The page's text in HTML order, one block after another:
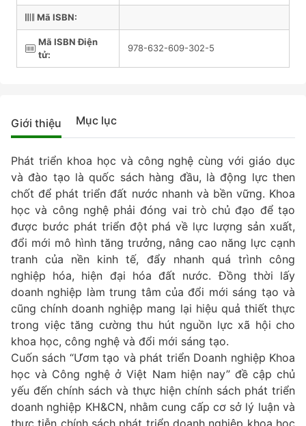
Mã ISBN:
Mã ISBN Điện
tử:
978-632-609-302-5
Giới thiệu Mục lục
Phát triển khoa học và công nghệ cùng với giáo dục
và đào tạo là quốc sách hàng đầu, là động lực then
chốt để phát triển đất nước nhanh và bền vững. Khoa
học và công nghệ phải đóng vai trò chủ đạo để tạo
được bước phát triển đột phá về lực lượng sản xuất,
đổi mới mô hình tăng trưởng, nâng cao năng lực cạnh
tranh của nền kinh tế, đẩy nhanh quá trình công
nghiệp hóa, hiện đại hóa đất nước. Đồng thời lấy
doanh nghiệp làm trung tâm của đổi mới sáng tạo và
cũng chính doanh nghiệp mang lại hiệu quả thiết thực
trong việc tăng cường thu hút nguồn lực xã hội cho
khoa học, công nghệ và đổi mới sáng tạo.
Cuốn sách “Ươm tạo và phát triển Doanh nghiệp Khoa
học và Công nghệ ở Việt Nam hiện nay” đề cập chủ
yếu đến chính sách và thực hiện chính sách phát triển
doanh nghiệp KH&CN, nhằm cung cấp cơ sở lý luận và